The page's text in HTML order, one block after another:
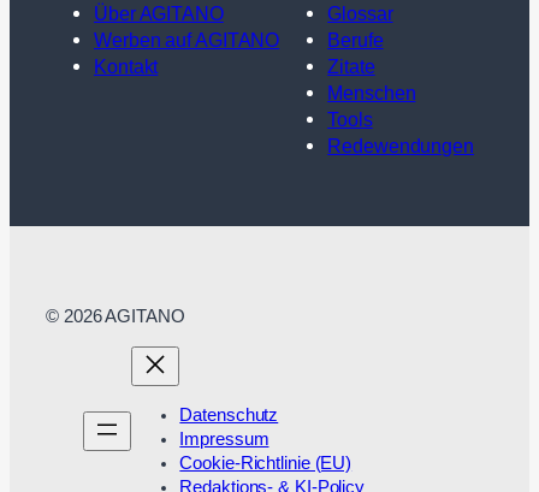
Über AGITANO
Werben auf AGITANO
Kontakt
Glossar
Berufe
Zitate
Menschen
Tools
Redewendungen
© 2026 AGITANO
Datenschutz
Impressum
Cookie-Richtlinie (EU)
Redaktions- & KI-Policy